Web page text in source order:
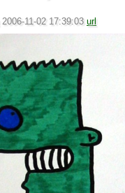
2006-11-02 17:39:03 url